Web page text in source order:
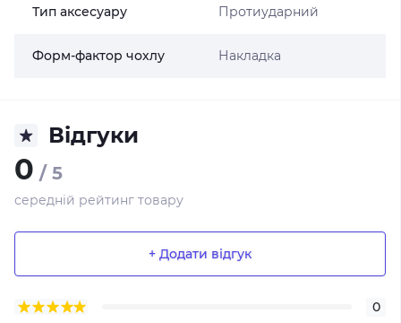
Тип аксесуару Протиударний
Форм-фактор чохлу Накладка
Відгуки
0 / 5
середній рейтинг товару
+ Додати відгук
0